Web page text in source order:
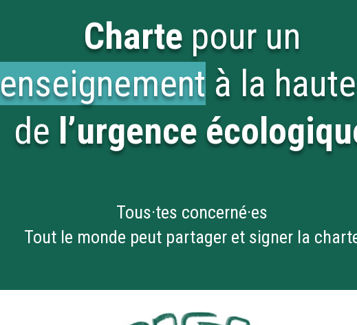
Charte pour un
enseignement à la
de l’urgence
Tous·tes concerné·es
Tout le monde peut partager et signer la